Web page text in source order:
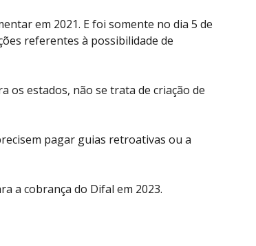
em 2021. E foi somente no dia 5 de
referentes à possibilidade de
os estados, não se trata de criação de
pagar guias retroativas ou a
a cobrança do Difal em 2023.